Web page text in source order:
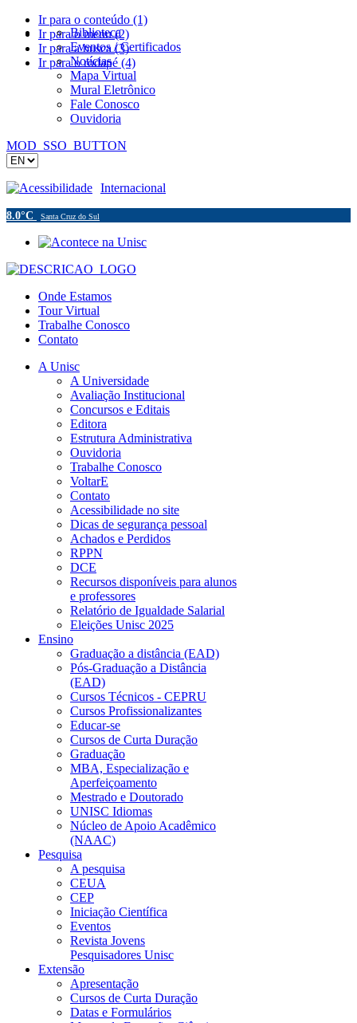
Ir para o conteúdo (1)
Ir para o menu (2)
Ir para a busca (3)
Ir para o rodapé (4)
Biblioteca
Eventos / Certificados
Notícias
Mapa Virtual
Mural Eletrônico
Fale Conosco
Ouvidoria
MOD_SSO_BUTTON
Acessibilidade Internacional
8.0°C Santa Cruz do Sul
Onde Estamos
Tour Virtual
Trabalhe Conosco
Contato
A Unisc
A Universidade
Avaliação Institucional
Concursos e Editais
Editora
Estrutura Administrativa
Ouvidoria
Trabalhe Conosco
VoltarE
Contato
Acessibilidade no site
Dicas de segurança pessoal
Achados e Perdidos
RPPN
DCE
Recursos disponíveis para alunos
e professores
Relatório de Igualdade Salarial
Eleições Unisc 2025
Ensino
Graduação a distância (EAD)
Pós-Graduação a Distância
(EAD)
Cursos Técnicos - CEPRU
Cursos Profissionalizantes
Educar-se
Cursos de Curta Duração
Graduação
MBA, Especialização e
Aperfeiçoamento
Mestrado e Doutorado
UNISC Idiomas
Núcleo de Apoio Acadêmico
(NAAC)
Pesquisa
A pesquisa
CEUA
CEP
Iniciação Científica
Eventos
Revista Jovens
Pesquisadores Unisc
Extensão
Apresentação
Cursos de Curta Duração
Datas e Formulários